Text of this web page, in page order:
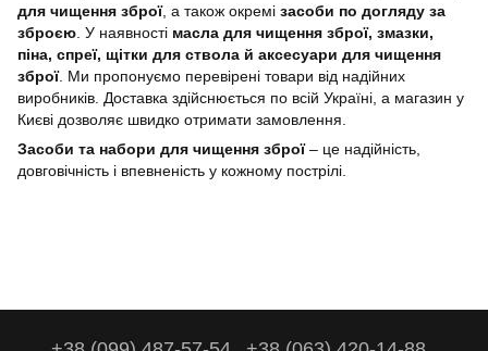
для чищення зброї, а також окремі засоби по догляду за
зброєю . У наявності масла для чищення зброї, змазки,
піна, спреї, щітки для ствола й аксесуари для чищення
зброї. Ми пропонуємо перевірені товари від надійних
виробників. Доставка здійснюється по всій Україні, а магазин у
Києві дозволяє швидко отримати замовлення.
Засоби та набори для чищення зброї– це надійність,
довговічність і впевненість у кожному пострілі.